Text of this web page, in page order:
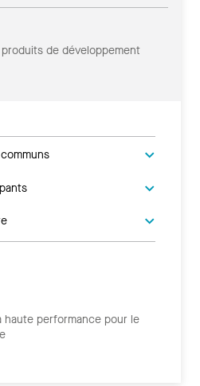
de développement
haute performance pour le